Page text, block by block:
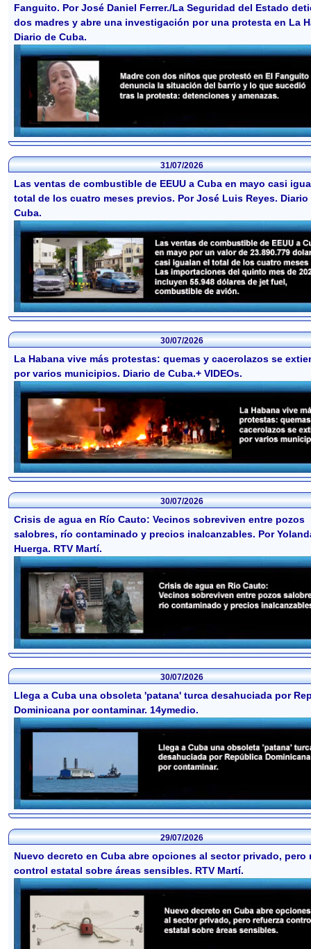
Fanguito. Por José Daniel Ferrer./La Seguridad del Estado
dos madres y abre una investigación por una protesta en La
Diario de Cuba.
31/07/2026
Las ventas de combustible de EEUU a Cuba en mayo casi
total de los cuatro meses previos. Por José Luis Reyes. Diario
Cuba.
30/07/2026
La Habana vive más protestas: quemas y cacerolazos se
por varios municipios. Diario de Cuba.+ VIDEOs.
30/07/2026
Crisis de agua en Río Cauto: Vecinos sobreviven entre pozos
salobres, río contaminado y precios inalcanzables. Por
Huerga. RTV Martí.
30/07/2026
Llega a Cuba una obsoleta 'patana' turca desahuciada por
Dominicana por contaminar. 14ymedio.
29/07/2026
Nuevo decreto en Cuba abre opciones al sector privado, pero
control estatal sobre áreas sensibles. RTV Martí.